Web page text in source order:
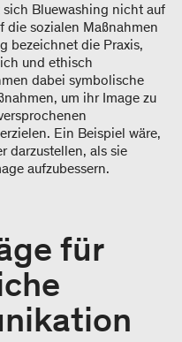
Bluewashing nicht auf
die sozialen Maßnahmen
bezeichnet die Praxis,
und ethisch
dabei symbolische
um ihr Image zu
Ein Beispiel wäre,
darzustellen, als sie
aufzubessern.
für